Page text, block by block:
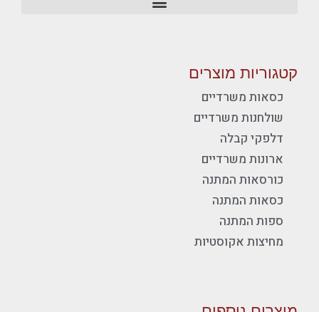
קטגוריות מוצרים
כסאות משרדיים
שולחנות משרדיים
דלפקי קבלה
ארונות משרדיים
כורסאות המתנה
כסאות המתנה
ספות המתנה
מחיצות אקוסטיות